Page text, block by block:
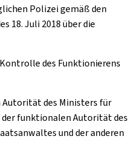
Polizei gemäß den
18. Juli 2018 über die
des Funktionierens
des Ministers für
funktionalen Autorität des
und der anderen